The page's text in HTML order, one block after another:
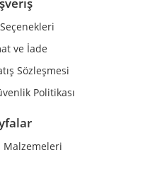
ve İade
Sözleşmesi
Politikası
Malzemeleri